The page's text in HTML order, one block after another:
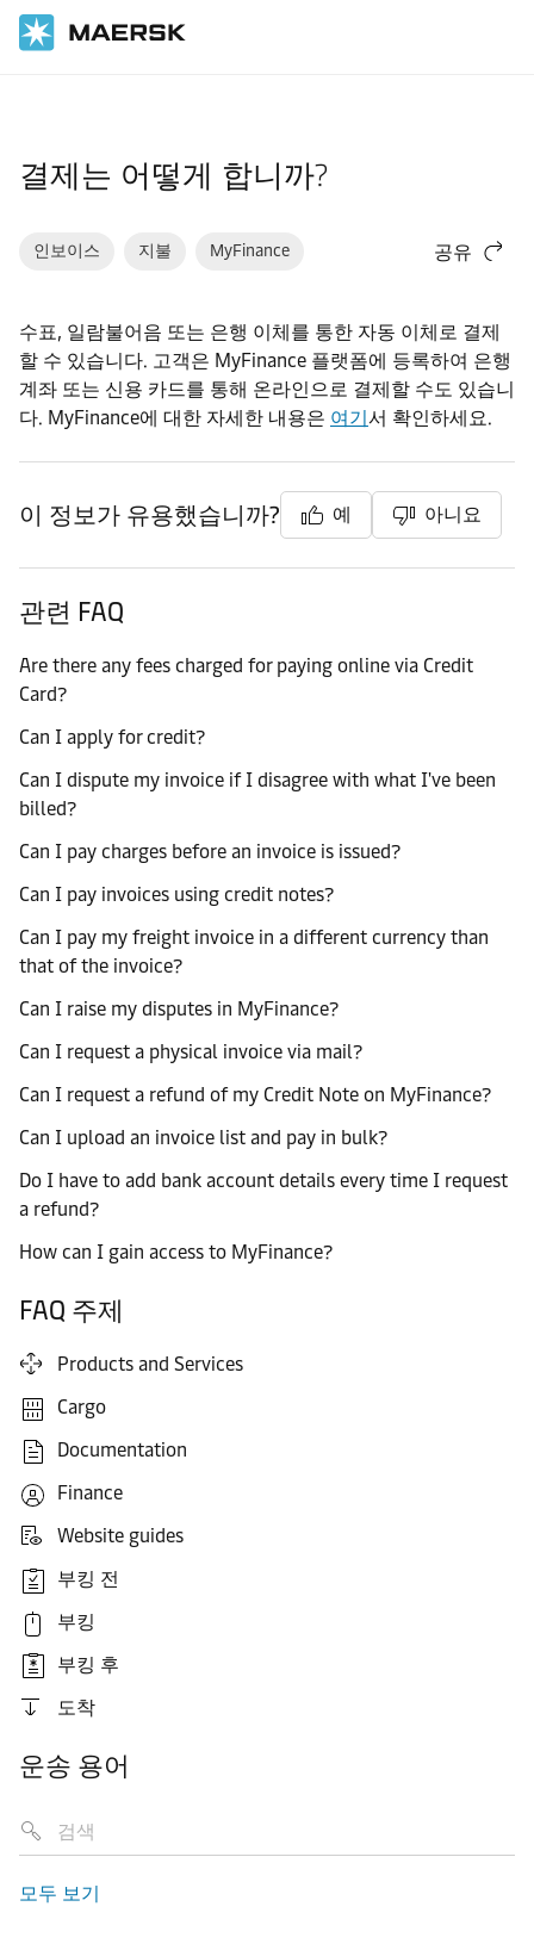
결제는 어떻게 합니까?
인보이스 지불 MyFinance 공유
수표, 일람불어음 또는 은행 이체를 통한 자동 이체로 결제
할 수 있습니다. 고객은 MyFinance 플랫폼에 등록하여 은행
계좌 또는 신용 카드를 통해 온라인으로 결제할 수도 있습니
다. MyFinance에 대한 자세한 내용은 여기서 확인하세요.
이 정보가 유용했습니까? 예 아니요
관련 FAQ
Are there any fees charged for paying online via Credit
Card?
Can I apply for credit?
Can I dispute my invoice if I disagree with what I've been
billed?
Can I pay charges before an invoice is issued?
Can I pay invoices using credit notes?
Can I pay my freight invoice in a different currency than
that of the invoice?
Can I raise my disputes in MyFinance?
Can I request a physical invoice via mail?
Can I request a refund of my Credit Note on MyFinance?
Can I upload an invoice list and pay in bulk?
Do I have to add bank account details every time I request
a refund?
How can I gain access to MyFinance?
FAQ 주제
Products and Services
Cargo
Documentation
Finance
Website guides
부킹 전
부킹
부킹 후
도착
운송 용어
모두 보기